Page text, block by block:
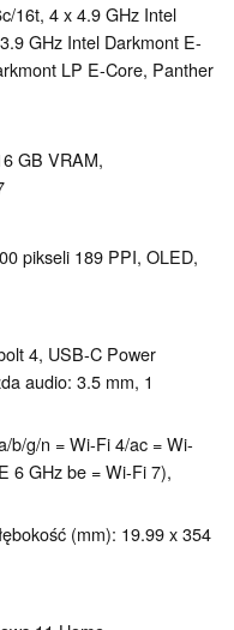
16t, 4 x 4.9 GHz Intel
GHz Intel Darkmont E-
LP E-Core, Panther
GB VRAM,
pikseli 189 PPI, OLED,
4, USB-C Power
audio: 3.5 mm, 1
b/g/n = Wi-Fi 4/ac = Wi-
6 GHz be = Wi-Fi 7),
(mm): 19.99 x 354